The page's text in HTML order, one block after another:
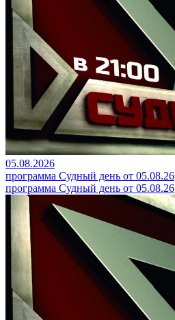
05.08.2026
программа Судный день от 05.08.26
программа Судный день от 05.08.26